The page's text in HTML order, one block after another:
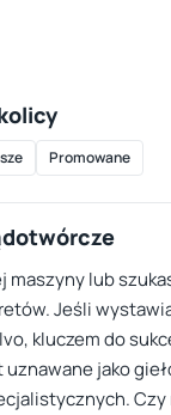
Promowane
lub
Jeśli
kluczem do
jako